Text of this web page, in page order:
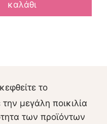
καλάθι
το
την μεγάλη ποικιλία
των προϊόντων